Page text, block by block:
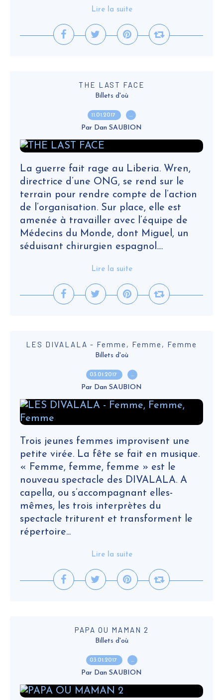
Lire la suite
THE LAST FACE
Billets d'où
11.01.2017 …
Par Dan SAUBION
La guerre fait rage au Liberia. Wren,
directrice d’une ONG, se rend sur le
terrain pour rendre compte de l’action
de l’organisation. Sur place, elle est
amenée à travailler avec l’équipe de
Médecins du Monde, dont Miguel, un
séduisant chirurgien espagnol....
Lire la suite
LES DIVALALA - Femme, Femme, Femme
Billets d'où
03.01.2017 …
Par Dan SAUBION
Trois jeunes femmes improvisent une
petite virée. La fête se fait en musique.
« Femme, femme, femme » est le
nouveau spectacle des DIVALALA. A
capella, ou s’accompagnant elles-
mêmes, les trois interprètes du
spectacle triturent et transforment le
répertoire...
Lire la suite
PAPA OU MAMAN 2
Billets d'où
03.01.2017 …
Par Dan SAUBION